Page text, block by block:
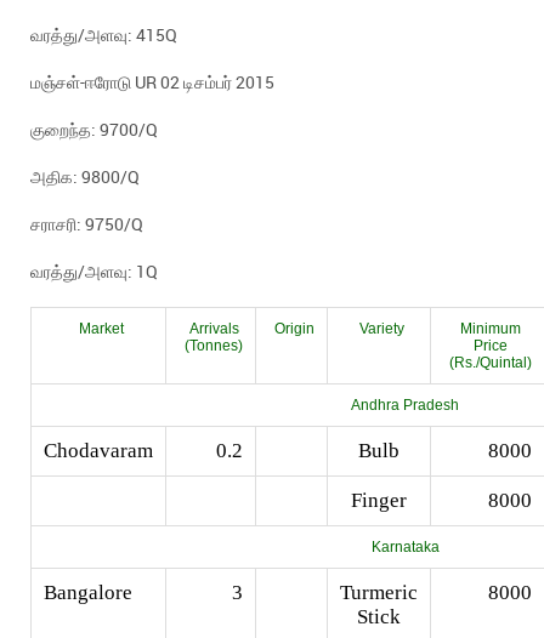
வரத்து/அளவு: 415Q
மஞ்சள்-ஈரோடு UR 02 டிசம்பர் 2015
குறைந்த: 9700/Q
அதிக: 9800/Q
சராசரி: 9750/Q
வரத்து/அளவு: 1Q
Market
Arrivals
(Tonnes)
Origin Variety
Minimum
Price
(Rs./Quintal)
Andhra Pradesh
Chodavaram 0.2 Bulb 8000
Finger 8000
Karnataka
Bangalore 3
Turmeric
Stick
8000